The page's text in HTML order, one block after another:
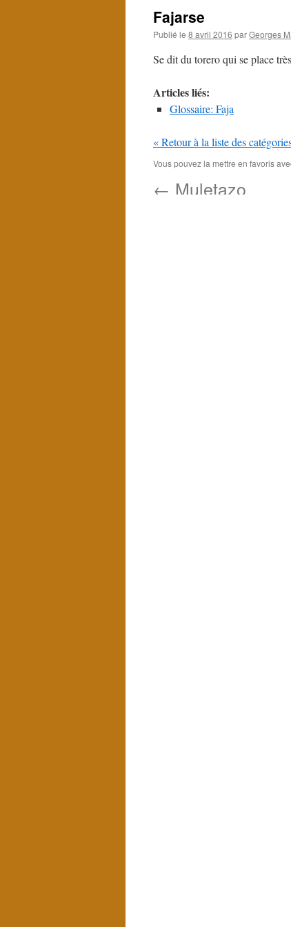
Fajarse
Publié le 8 avril 2016 parGeorges
Se dit du torero qui se place
Articles liés:
Glossaire: Faja
« Retour à la liste des
Vous pouvez la mettre en favoris
← Muletazo